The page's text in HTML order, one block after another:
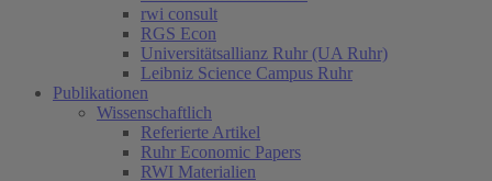
rwi consult
RGS Econ
Universitätsallianz Ruhr (UA Ruhr)
Leibniz Science Campus Ruhr
Publikationen
Wissenschaftlich
Referierte Artikel
Ruhr Economic Papers
RWI Materialien